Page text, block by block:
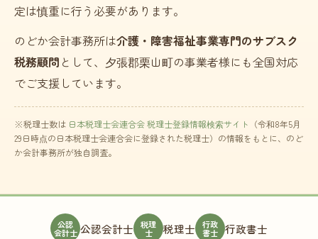
定は慎重に行う必要があります。
のどか会計事務所は介護・障害福祉事業専門のサブスク
税務顧問 として、夕張郡栗山町の事業者様にも全国対応
でご支援しています。
※税理士数は 日本税理士会連合会 税理士登録情報検索サイト （令和8年5月
29日時点の日本税理士会連合会に登録された税理士）の情報をもとに、のど
か会計事務所が独自調査。
公認
会計士 公認会計士 税理
士 税理士 行政
書士 行政書士